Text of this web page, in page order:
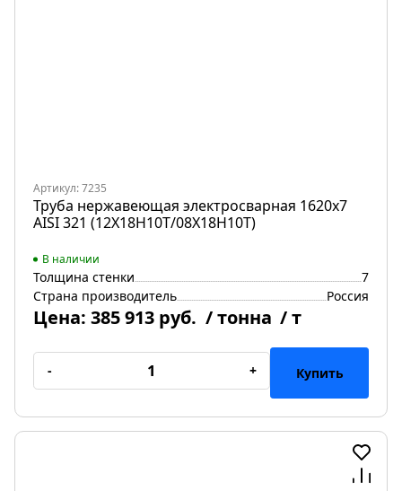
Артикул: 7235
Труба нержавеющая электросварная 1620х7
AISI 321 (12Х18Н10Т/08Х18Н10Т)
В наличии
Толщина стенки
7
Страна производитель
Россия
Цена: 385 913 руб. / тонна / т
- + Купить